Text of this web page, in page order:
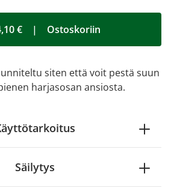
€ | Ostoskoriin
siten että voit pestä suun
harjasosan ansiosta.
Säilytys